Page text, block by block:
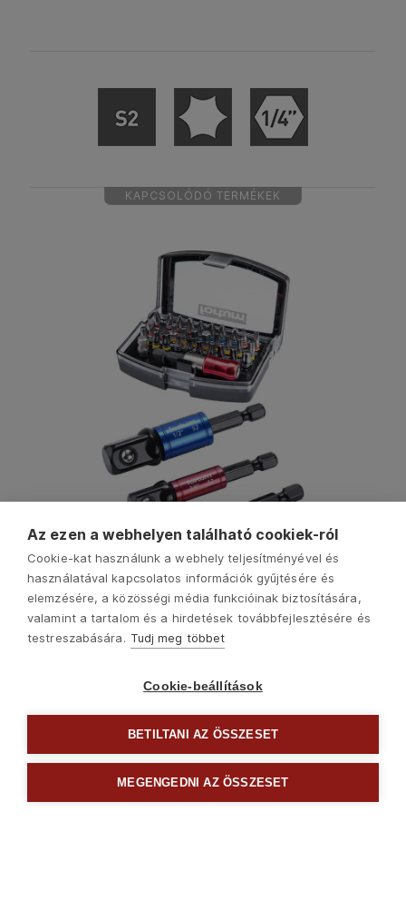
KAPCSOLÓDÓ TERMÉKEK
Következő
Az ezen a webhelyen található cookiek-ról
Cookie-kat használunk a webhely teljesítményével és
használatával kapcsolatos információk gyűjtésére és
elemzésére, a közösségi média funkcióinak biztosítására,
valamint a tartalom és a hirdetések továbbfejlesztésére és
testreszabására. Tudj meg többet
Cookie-beállítások
BETILTANI AZ ÖSSZESET
MEGENGEDNI AZ ÖSSZESET